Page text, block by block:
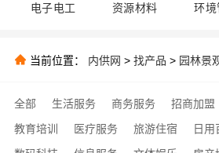
电子电工 资源材料 环境
当前位置： 内供网 > 找产品 > 园林景
全部 生活服务 商务服务 招商加盟
教育培训
医疗服务 旅游住宿 日用